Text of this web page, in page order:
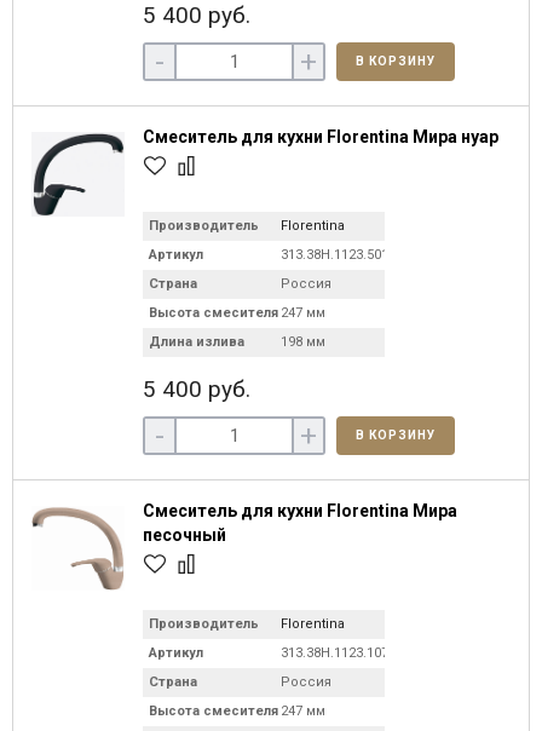
5 400 руб.
- + В КОРЗИНУ
Смеситель для кухни Florentina Мира нуар
Производитель
Florentina
Артикул
313.38H.1123.501C
Страна
Россия
Высота смесителя 247 мм
Длина излива
198 мм
5 400 руб.
- + В КОРЗИНУ
Смеситель для кухни Florentina Мира
песочный
Производитель
Florentina
Артикул
313.38H.1123.107
Страна
Россия
Высота смесителя 247 мм